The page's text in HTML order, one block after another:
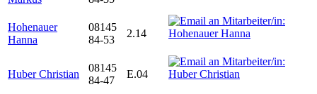
Hohenauer
Hanna
08145
84-53
2.14
Huber Christian
08145
84-47
E.04